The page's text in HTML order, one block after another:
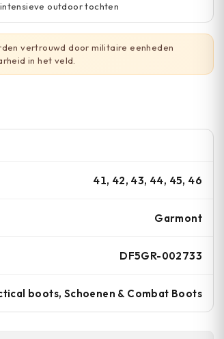
outdoor tochten
vertrouwd door militaire eenheden
in het veld.
41, 42, 43, 44, 45, 46
Garmont
DF5GR-002733
boots, Schoenen & Combat Boots